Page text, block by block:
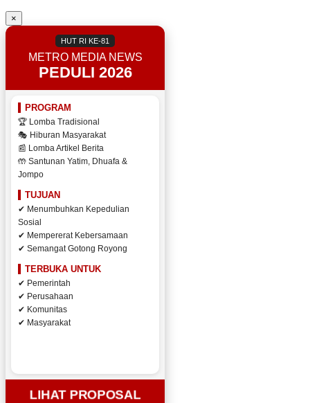
×
HUT RI KE-81
METRO MEDIA NEWS
PEDULI 2026
PROGRAM
🏆 Lomba Tradisional
🎭 Hiburan Masyarakat
📰 Lomba Artikel Berita
🤲 Santunan Yatim, Dhuafa &
Jompo
TUJUAN
✔ Menumbuhkan Kepedulian
Sosial
✔ Mempererat Kebersamaan
✔ Semangat Gotong Royong
TERBUKA UNTUK
✔ Pemerintah
✔ Perusahaan
✔ Komunitas
✔ Masyarakat
LIHAT PROPOSAL